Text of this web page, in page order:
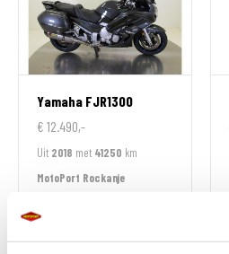
Yamaha FJR1300
€ 12.490,-
Uit 2018 met 41250 km
MotoPort Rockanje